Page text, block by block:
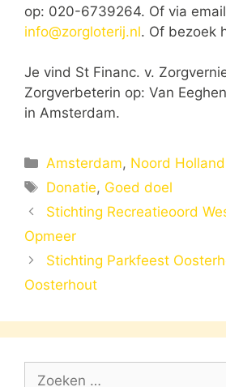
op: 020-6739264. Of via
info@zorgloterij.nl. Of bezoek
Je vind St Financ. v.
Zorgverbeterin op: Van
in Amsterdam.
Categorieën
Amsterdam, Noord Holland
Tags
Donatie, Goed doel
Stichting Recreatieoord
Opmeer
Stichting Parkfeest
Oosterhout
Zoek